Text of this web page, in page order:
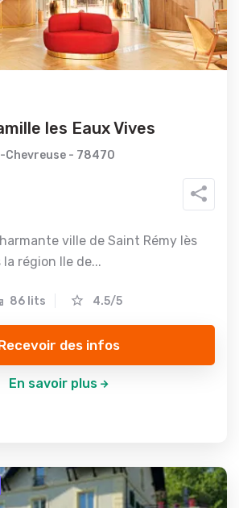
les Eaux Vives
Chevreuse - 78470
ville de Saint Rémy lès
région Ile de...
86 lits 4.5/5
des infos
En savoir plus